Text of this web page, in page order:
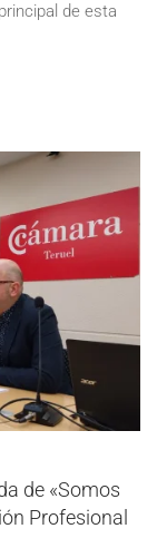
de esta
de «Somos
Profesional